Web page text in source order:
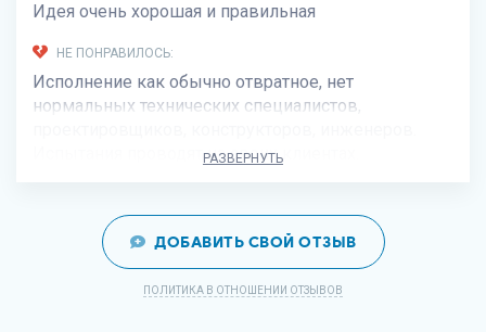
Идея очень хорошая и правильная
НЕ ПОНРАВИЛОСЬ:
Исполнение как обычно отвратное, нет
нормальных технических специалистов,
Испытания проводят на своих клиентах.
РАЗВЕРНУТЬ
ДОБАВИТЬ СВОЙ ОТЗЫВ
ПОЛИТИКА В ОТНОШЕНИИ ОТЗЫВОВ